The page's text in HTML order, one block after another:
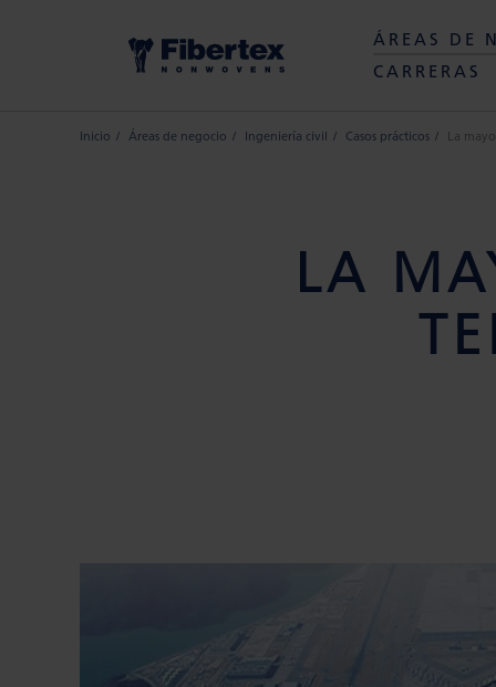
ÁREAS DE
CARRERAS
Inicio Áreas de negocio Ingeniería civil Casos prácticos La
LA